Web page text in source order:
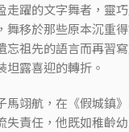
走躍的文字舞者，靈
舞移於那些原本沉重
忘祖先的語言而再習
坦露喜迎的轉折。
馬翊航，在《假城鎮
失責任，他既如稚齡